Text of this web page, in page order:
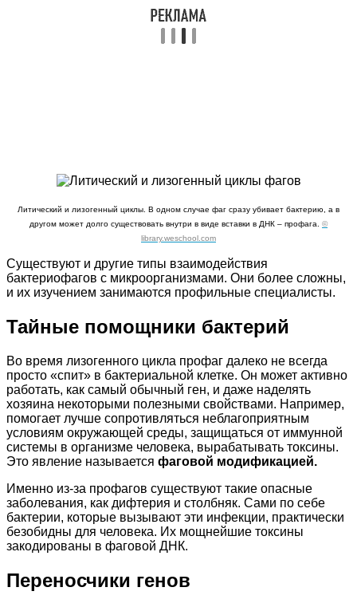
Литический и лизогенный циклы. В одном случае фаг сразу убивает бактерию, а в
другом может долго существовать внутри в виде вставки в ДНК – профага. ©
library.weschool.com
Существуют и другие типы взаимодействия
бактериофагов с микроорганизмами. Они более сложны,
и их изучением занимаются профильные специалисты.
Тайные помощники бактерий
Во время лизогенного цикла профаг далеко не всегда
просто «спит» в бактериальной клетке. Он может активно
работать, как самый обычный ген, и даже наделять
хозяина некоторыми полезными свойствами. Например,
помогает лучше сопротивляться неблагоприятным
условиям окружающей среды, защищаться от иммунной
системы в организме человека, вырабатывать токсины.
Это явление называется фаговой модификацией.
Именно из-за профагов существуют такие опасные
заболевания, как дифтерия и столбняк. Сами по себе
бактерии, которые вызывают эти инфекции, практически
безобидны для человека. Их мощнейшие токсины
закодированы в фаговой ДНК.
Переносчики генов